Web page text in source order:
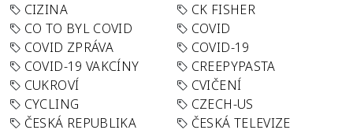
CIZINA
CK FISHER
CO TO BYL COVID
COVID
COVID ZPRÁVA
COVID-19
COVID-19 VAKCÍNY
CREEPYPASTA
CUKROVÍ
CVIČENÍ
CYCLING
CZECH-US
ČESKÁ REPUBLIKA
ČESKÁ TELEVIZE